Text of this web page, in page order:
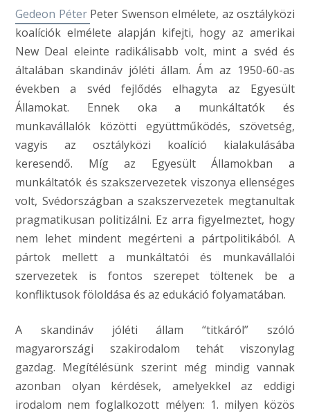
Gedeon Péter Peter Swenson elmélete, az osztályközi
koalíciók elmélete alapján kifejti, hogy az amerikai
New Deal eleinte radikálisabb volt, mint a svéd és
általában skandináv jóléti állam. Ám az 1950-60-as
években a svéd fejlődés elhagyta az Egyesült
Államokat. Ennek oka a munkáltatók és
munkavállalók közötti együttműködés, szövetség,
vagyis az osztályközi koalíció kialakulásába
keresendő. Míg az Egyesült Államokban a
munkáltatók és szakszervezetek viszonya ellenséges
volt, Svédországban a szakszervezetek megtanultak
pragmatikusan politizálni. Ez arra figyelmeztet, hogy
nem lehet mindent megérteni a pártpolitikából. A
pártok mellett a munkáltatói és munkavállalói
szervezetek is fontos szerepet töltenek be a
konfliktusok föloldása és az edukáció folyamatában.
A skandináv jóléti állam “titkáról” szóló
magyarországi szakirodalom tehát viszonylag
gazdag. Megítélésünk szerint még mindig vannak
azonban olyan kérdések, amelyekkel az eddigi
irodalom nem foglalkozott mélyen: 1. milyen közös